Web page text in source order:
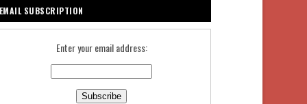
EMAIL SUBSCRIPTION
Enter your email address: